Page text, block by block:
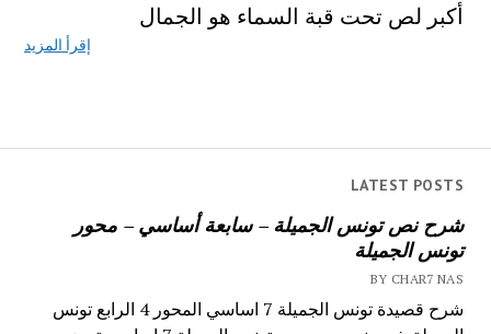
LATEST POSTS
شرح نص تونس الجميلة – سابعة أساسي – محور
تونس الجميلة
BY CHAR7 NAS
شرح قصيدة تونس الجميلة 7 اساسي المحور 4 الرابع تونس
أكبر لص تحت قبة السماء هو الجمال
إقرأ المزيد